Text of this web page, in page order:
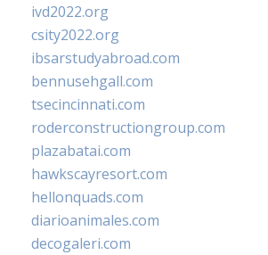
ivd2022.org
csity2022.org
ibsarstudyabroad.com
bennusehgall.com
tsecincinnati.com
roderconstructiongroup.com
plazabatai.com
hawkscayresort.com
hellonquads.com
diarioanimales.com
decogaleri.com